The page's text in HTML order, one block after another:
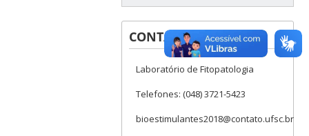
CONTATOS
Laboratório de Fitopatologia
Telefones: (048) 3721-5423
bioestimulantes2018@contato.ufsc.br